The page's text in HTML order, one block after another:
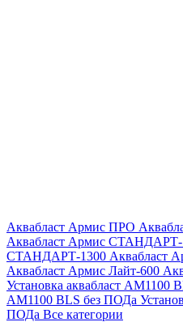
Аквабласт Армис ПРО
Аквабласт Армис СТАНДАРТ-
СТАНДАРТ-1300 Аквабласт
Аквабласт Армис Лайт-600
Установка аквабласт AM1100
AM1100 BLS без ПОДа
ПОДа Все категории